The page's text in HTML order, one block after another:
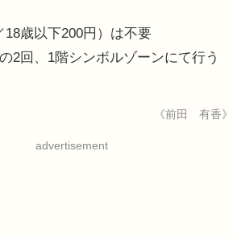
歳以下200円）は不要
2回、1階シンボルゾーンにて行う
《前田 有香》
advertisement